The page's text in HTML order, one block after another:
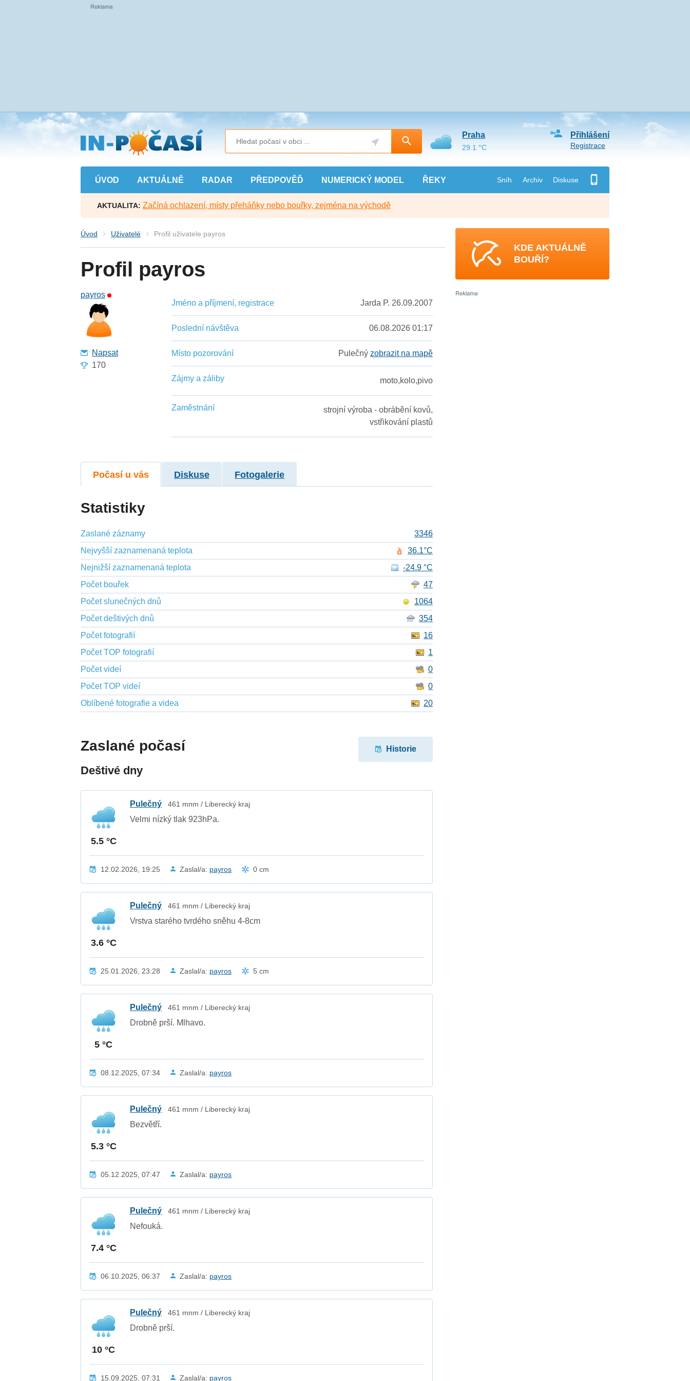
Přejít
na
hlavní
obsah
ÚVOD AKTUÁLNĚ RADAR PŘEDPOVĚĎ NUMERICKÝ MODEL ŘEKY Sníh Archiv Diskuse
Přihlášení
Registrace
Praha
29.1 °C
AKTUALITA: Začíná ochlazení, místy přeháňky nebo bouřky, zejména na východě
Úvod Uživatelé Profil uživatele payros
Profil payros
payros
Napsat
170
Jméno a příjmení, registrace Jarda P. 26.09.2007
Poslední návštěva 06.08.2026 01:17
Místo pozorování Pulečný zobrazit na mapě
Zájmy a záliby moto,kolo,pivo
Zaměstnání
strojní výroba - obrábění kovů,
vstřikování plastů
Počasí u vás Diskuse Fotogalerie
Statistiky
Zaslané záznamy
3346
Nejvyšší zaznamenaná teplota
36.1°C
Nejnižší zaznamenaná teplota
-24.9 °C
Počet bouřek
47
Počet slunečných dnů
1064
Počet deštivých dnů
354
Počet fotografií
16
Počet TOP fotografií
1
Počet videí
0
Počet TOP videí
0
Oblíbené fotografie a videa
20
Zaslané počasí
Deštivé dny
Historie
5.5 °C
Pulečný 461 mnm / Liberecký kraj
Velmi nízký tlak 923hPa.
12.02.2026, 19:25 Zaslal/a: payros 0 cm
3.6 °C
Pulečný 461 mnm / Liberecký kraj
Vrstva starého tvrdého sněhu 4-8cm
25.01.2026, 23:28 Zaslal/a: payros 5 cm
5 °C
Pulečný 461 mnm / Liberecký kraj
Drobně prší. Mlhavo.
08.12.2025, 07:34 Zaslal/a: payros
5.3 °C
Pulečný 461 mnm / Liberecký kraj
Bezvětří.
05.12.2025, 07:47 Zaslal/a: payros
7.4 °C
Pulečný 461 mnm / Liberecký kraj
Nefouká.
06.10.2025, 06:37 Zaslal/a: payros
10 °C
Pulečný 461 mnm / Liberecký kraj
Drobně prší.
15.09.2025, 07:31 Zaslal/a: payros
KDE AKTUÁLNĚ
BOUŘÍ?